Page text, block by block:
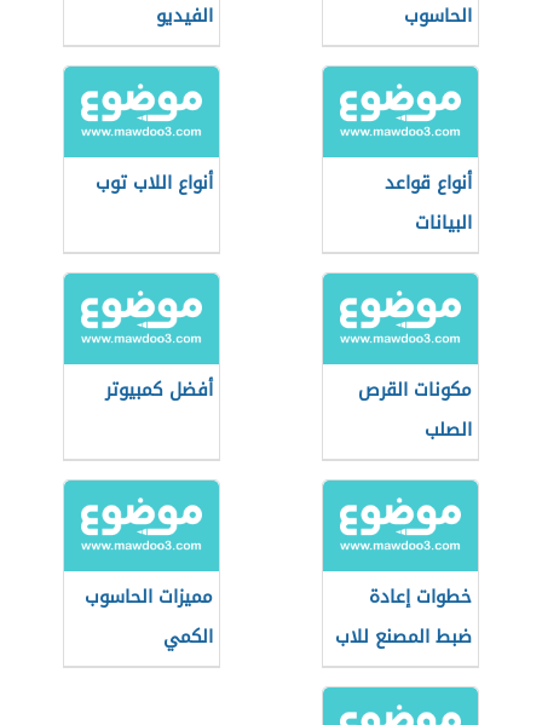
الحاسوب
الفيديو
أنواع قواعد
البيانات
أنواع اللاب توب
مكونات القرص
الصلب
أفضل كمبيوتر
خطوات إعادة
ضبط المصنع للاب
توب Lenovo
مميزات الحاسوب
الكمي